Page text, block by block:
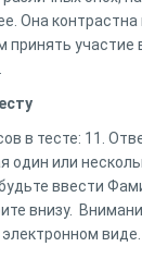
Она контрастна
участие
в тесте: 11.
один или
ввести
внизу.
виде.